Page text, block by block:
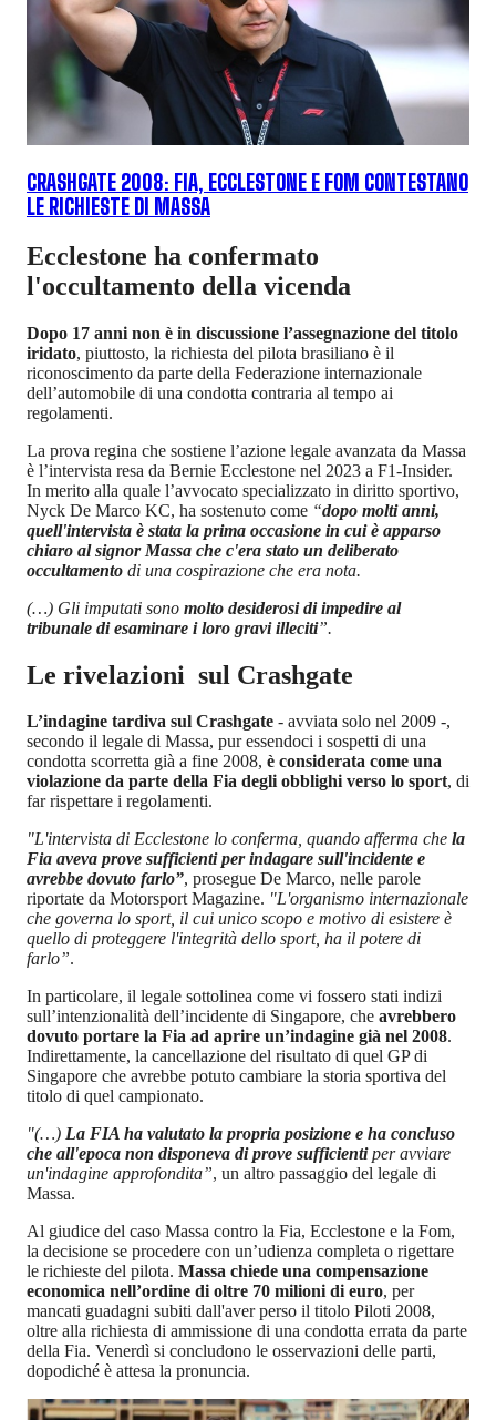
CRASHGATE 2008: FIA, ECCLESTONE E FOM CONTESTANO
LE RICHIESTE DI MASSA
Ecclestone ha confermato
l'occultamento della vicenda
Dopo 17 anni non è in discussione l’assegnazione del titolo
iridato, piuttosto, la richiesta del pilota brasiliano è il
riconoscimento da parte della Federazione internazionale
dell’automobile di una condotta contraria al tempo ai
regolamenti.
La prova regina che sostiene l’azione legale avanzata da Massa
è l’intervista resa da Bernie Ecclestone nel 2023 a F1-Insider.
In merito alla quale l’avvocato specializzato in diritto sportivo,
Nyck De Marco KC, ha sostenuto come “dopo molti anni,
quell'intervista è stata la prima occasione in cui è apparso
chiaro al signor Massa che c'era stato un deliberato
occultamento di una cospirazione che era nota.
(…) Gli imputati sono molto desiderosi di impedire al
tribunale di esaminare i loro gravi illeciti”.
Le rivelazioni sul Crashgate
L’indagine tardiva sul Crashgate - avviata solo nel 2009 -,
secondo il legale di Massa, pur essendoci i sospetti di una
condotta scorretta già a fine 2008, è considerata come una
violazione da parte della Fia degli obblighi verso lo sport, di
far rispettare i regolamenti.
"L'intervista di Ecclestone lo conferma, quando afferma che la
Fia aveva prove sufficienti per indagare sull'incidente e
avrebbe dovuto farlo”, prosegue De Marco, nelle parole
riportate da Motorsport Magazine. "L'organismo internazionale
che governa lo sport, il cui unico scopo e motivo di esistere è
quello di proteggere l'integrità dello sport, ha il potere di
farlo”.
In particolare, il legale sottolinea come vi fossero stati indizi
sull’intenzionalità dell’incidente di Singapore, che avrebbero
dovuto portare la Fia ad aprire un’indagine già nel 2008.
Indirettamente, la cancellazione del risultato di quel GP di
Singapore che avrebbe potuto cambiare la storia sportiva del
titolo di quel campionato.
"(…) La FIA ha valutato la propria posizione e ha concluso
che all'epoca non disponeva di prove sufficientiper avviare
un'indagine approfondita”, un altro passaggio del legale di
Massa.
Al giudice del caso Massa contro la Fia, Ecclestone e la Fom,
la decisione se procedere con un’udienza completa o rigettare
le richieste del pilota. Massa chiede una compensazione
economica nell’ordine di oltre 70 milioni di euro, per
mancati guadagni subiti dall'aver perso il titolo Piloti 2008,
oltre alla richiesta di ammissione di una condotta errata da parte
della Fia. Venerdì si concludono le osservazioni delle parti,
dopodiché è attesa la pronuncia.